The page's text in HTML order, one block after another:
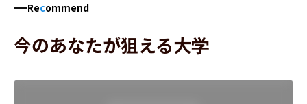
Recommend
今のあなたが狙える大学